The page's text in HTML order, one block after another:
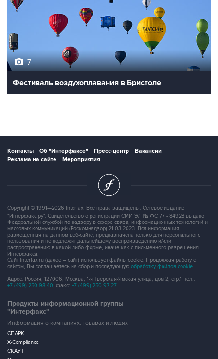
7
Фестиваль воздухоплавания в Бристоле
Контакты Об "Интерфаксе" Пресс-центр
Вакансии
Реклама на сайте
Мероприятия
Copyright © 1991—2026 Interfax. Все права защищены. Сетевое издание
"Интерфакс.ру". Свидетельство о регистрации СМИ ЭЛ № ФС 77 - 84928 выдано
Федеральной службой по надзору в сфере связи, информационных технологий и
массовых коммуникаций (Роскомнадзор) 21.03.2023. Вся информация,
размещенная на данном веб-сайте, предназначена только для персонального
пользования и не подлежит дальнейшему воспроизведению и/или
распространению в какой-либо форме, иначе как с письменного разрешения
Интерфакса.
Сайт Interfax.ru (далее – сайт) использует файлы cookie. Продолжая работу с
сайтом, Вы соглашаетесь на сбор и последующую обработку файлов cookie.
Адрес: Россия, 127006, Москва, 1-я Тверская-Ямская улица, дом 2, стр.1, тел.:
+7 (499) 250-98-40, факс: +7 (499) 250-97-27
Продукты информационной группы
"Интерфакс"
Информация о компаниях, товарах и людях
СПАРК
X-Compliance
СКАУТ